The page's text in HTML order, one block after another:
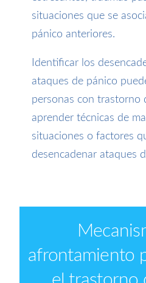
situaciones que se
pánico anteriores.
Identificar los
ataques de pánico
personas con trastorno
aprender técnicas de
situaciones o factores
desencadenar ataques
afrontamiento